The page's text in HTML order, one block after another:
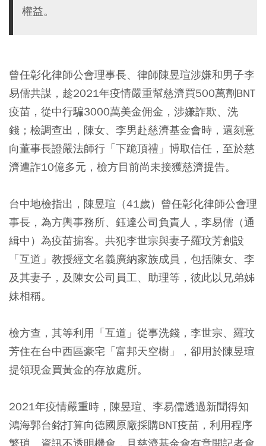
權益。
曾任彰化律師公會理事長、律師陳昱瑄涉嫌和男子李
易儒共謀，趁2021年疫情嚴重幫慈濟買500萬劑BNT
疫苗，從中行騙3000萬美金佣金，涉嫌詐欺、洗
錢；檢調查出，陳女、李男赴慈濟基金會時，還刻意
向董事長證嚴法師行「下跪頂禮」博取信任，至於慈
濟遭詐10億多元，檢方目前尚未接獲慈濟提告。
台中地檢指出，陳昱瑄（41歲）曾任彰化律師公會理
事長，為方輿事務所、鈺達公司負責人，李易儒（通
緝中）為疫苗掮客。共犯李世宗與妻子羅玟芳創設
「互道」教授經文名義廣納家族成員，包括陳女、李
及其妻子，及陳女公司員工、助理等，彼此以兄弟姊
妹相稱。
檢方查，其等利用「互道」從事洗錢，李世宗、羅玟
芳住在台中西區豪宅「富邦天空樹」，卻用於陳昱瑄
提領現金買黃金的存放處所。
2021年疫情嚴重時，陳昱瑄、李易儒透過新聞得知
鴻海郭台銘打算向德國原廠採購BNT疫苗，利用程序
繁瑣、資訊不透明機會，且慈濟基金會有意開記者會